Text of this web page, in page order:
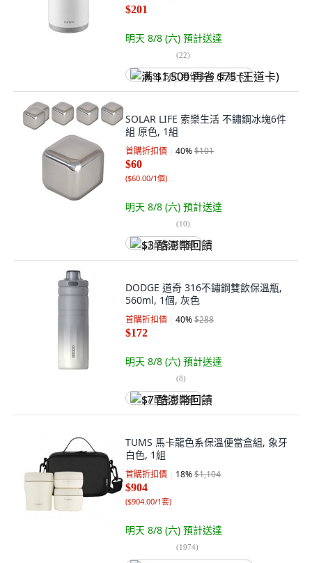
$201
明天 8/8 (六) 預計送達
(22)
满 $1,500 再省 $75 (王道卡)
SOLAR LIFE 索樂生活 不鏽鋼冰塊6件
組 原色, 1組
首購折扣價 40%$101
$60
($60.00/1個)
明天 8/8 (六) 預計送達
(10)
$3 酷澎幣回饋
DODGE 道奇 316不鏽鋼雙飲保溫瓶,
560ml, 1個, 灰色
首購折扣價 40%$288
$172
明天 8/8 (六) 預計送達
(8)
$7 酷澎幣回饋
TUMS 馬卡龍色系保溫便當盒組, 象牙
白色, 1組
首購折扣價 18%$1,104
$904
($904.00/1套)
明天 8/8 (六) 預計送達
(1974)